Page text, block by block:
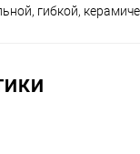
гибкой,